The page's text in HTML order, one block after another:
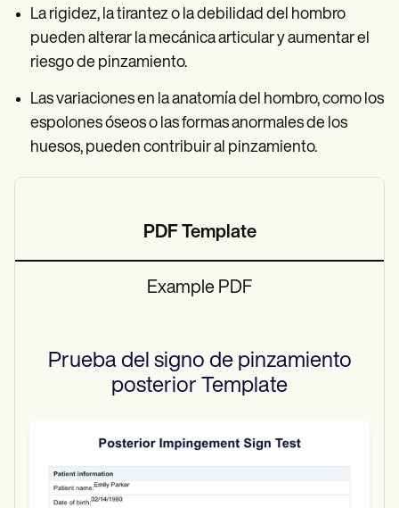
La rigidez, la tirantez o la debilidad del hombro
pueden alterar la mecánica articular y aumentar el
riesgo de pinzamiento.
Las variaciones en la anatomía del hombro, como los
espolones óseos o las formas anormales de los
huesos, pueden contribuir al pinzamiento.
PDF Template
Example PDF
Prueba del signo de pinzamiento
posterior Template